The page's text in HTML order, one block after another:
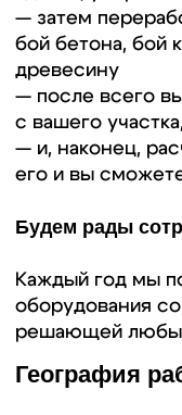
Наши услуги